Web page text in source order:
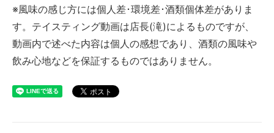
※風味の感じ方には個人差･環境差･酒類個体差がありま
す。テイスティング動画は店長(滝)によるものですが、
動画内で述べた内容は個人の感想であり、酒類の風味や
飲み心地などを保証するものではありません。